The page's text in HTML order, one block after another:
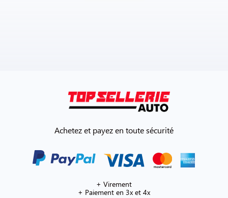
Achetez et payez en toute sécurité
+ Virement
+ Paiement en 3x et 4x